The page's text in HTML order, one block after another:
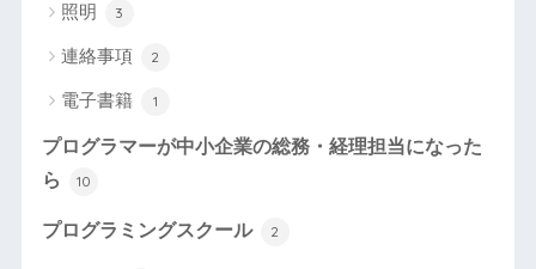
照明 3
連絡事項 2
電子書籍 1
プログラマーが中小企業の総務・経理担当になった
ら
10
プログラミングスクール 2